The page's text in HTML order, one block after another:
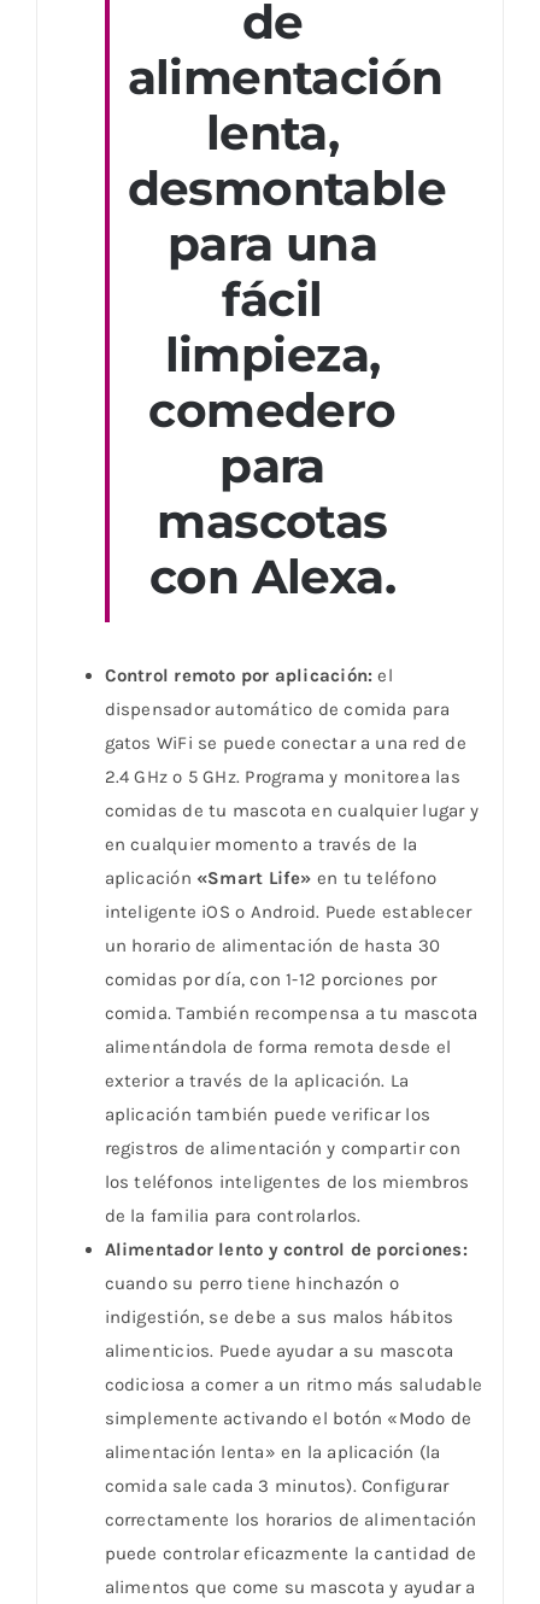
de
alimentación
lenta,
desmontable
para una
fácil
limpieza,
comedero
para
mascotas
con Alexa.
Control remoto por aplicación: el
dispensador automático de comida para
gatos WiFi se puede conectar a una red de
2.4 GHz o 5 GHz. Programa y monitorea las
comidas de tu mascota en cualquier lugar y
en cualquier momento a través de la
aplicación «Smart Life» en tu teléfono
inteligente iOS o Android. Puede establecer
un horario de alimentación de hasta 30
comidas por día, con 1-12 porciones por
comida. También recompensa a tu mascota
alimentándola de forma remota desde el
exterior a través de la aplicación. La
aplicación también puede verificar los
registros de alimentación y compartir con
los teléfonos inteligentes de los miembros
de la familia para controlarlos.
Alimentador lento y control de porciones:
cuando su perro tiene hinchazón o
indigestión, se debe a sus malos hábitos
alimenticios. Puede ayudar a su mascota
codiciosa a comer a un ritmo más saludable
simplemente activando el botón «Modo de
alimentación lenta» en la aplicación (la
comida sale cada 3 minutos). Configurar
correctamente los horarios de alimentación
puede controlar eficazmente la cantidad de
alimentos que come su mascota y ayudar a